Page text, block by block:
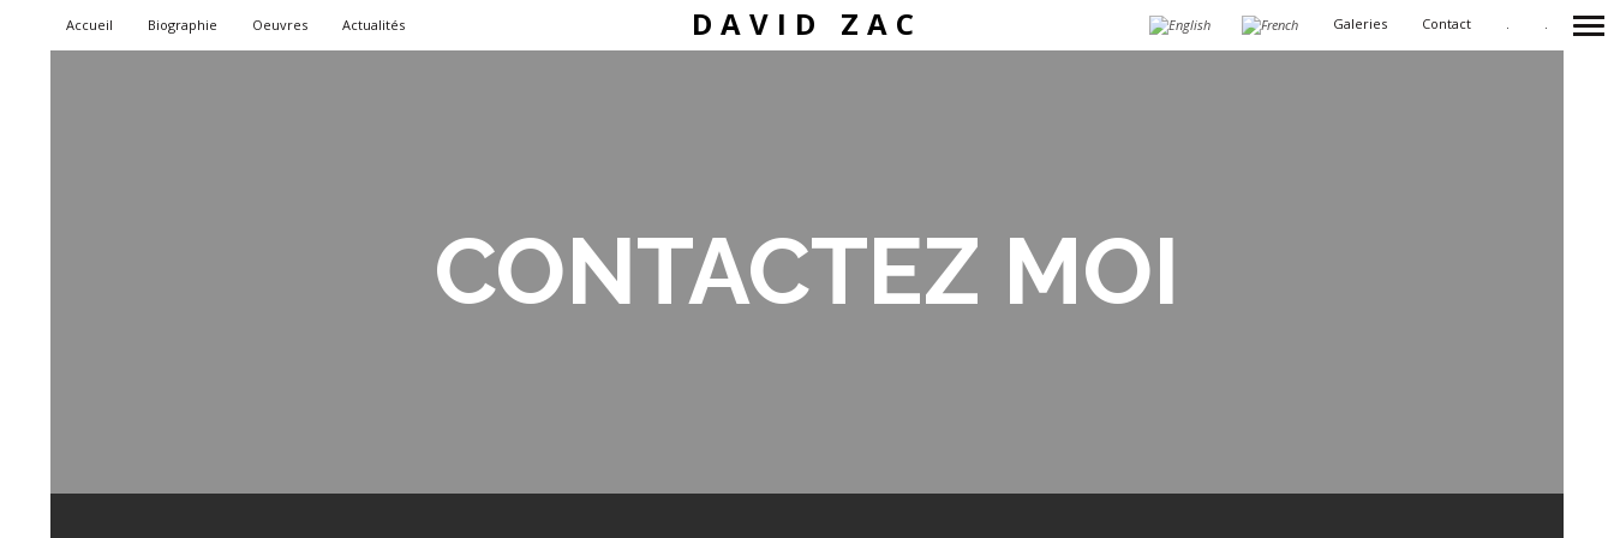
DAVID ZAC
Accueil Biographie Oeuvres Actualités Galeries Contact . .
CONTACTEZ MOI